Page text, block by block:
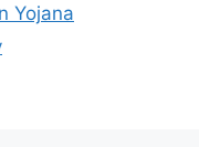
Yojana